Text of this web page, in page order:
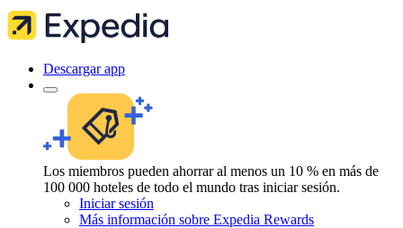
Descargar app
Los miembros pueden ahorrar al menos un 10 % en más de
100 000 hoteles de todo el mundo tras iniciar sesión.
Iniciar sesión
Más información sobre Expedia Rewards